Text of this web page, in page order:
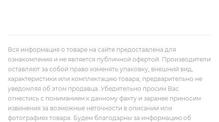
Вся информация о товаре на сайте предоставлена для
ознакомления и не является публичной офертой. Производители
оставляют за собой право изменять упаковку, внешний вид,
характеристики или комплектацию товара, предварительно не
уведомляя об этом продавца. Убедительно просим Вас
отнестись с пониманием к данному факту и заранее приносим
извинения за возможные неточности в описании или
фотографиях товара. Будем благодарны за информацию об